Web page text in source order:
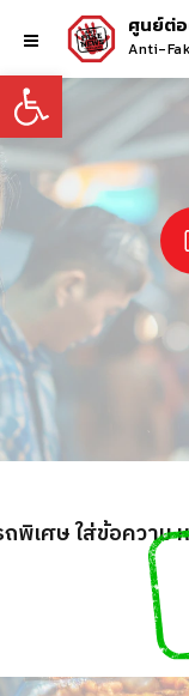
Open toolbar
ศูนย์ต่อ
Anti-
พิเศษ ใส่ข้อความ